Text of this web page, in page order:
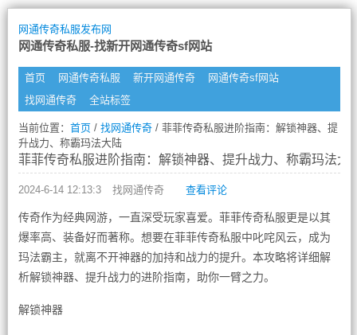
网通传奇私服发布网
网通传奇私服-找新开网通传奇sf网站
首页 网通传奇私服 新开网通传奇
网通传奇sf网站
找网通传奇
全站标签
当前位置： 首页/ 找网通传奇/ 菲菲传奇私服进阶指南：解锁神器、提
升战力、称霸玛法大陆
菲菲传奇私服进阶指南：解锁神器、提升战力、称霸玛法大
2024-6-14 12:13:3 找网通传奇 查看评论
传奇作为经典网游，一直深受玩家喜爱。菲菲传奇私服更是以其
爆率高、装备好而著称。想要在菲菲传奇私服中叱咤风云，成为
玛法霸主，就离不开神器的加持和战力的提升。本攻略将详细解
析解锁神器、提升战力的进阶指南，助你一臂之力。
解锁神器